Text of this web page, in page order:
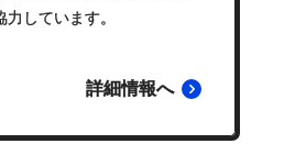
しています。
詳細情報へ